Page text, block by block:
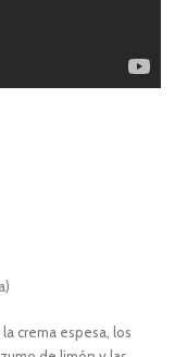
crema espesa, los